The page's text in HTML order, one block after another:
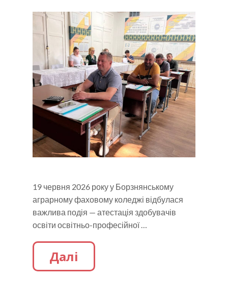
19 червня 2026 року у Борзнянському
аграрному фаховому коледжі відбулася
важлива подія — атестація здобувачів
освіти освітньо-професійної …
Далі